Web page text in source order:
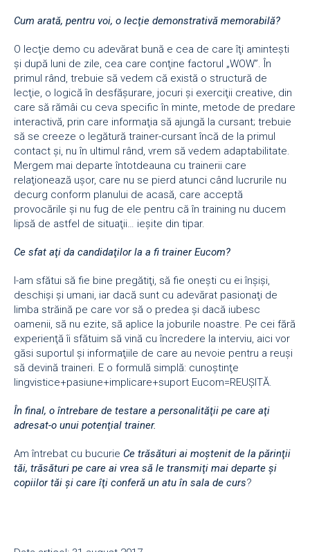
Cum arată, pentru voi, o lecţie demonstrativă memorabilă?
O lecţie demo cu adevărat bună e cea de care îţi aminteşti
şi după luni de zile, cea care conţine factorul „WOW”. În
primul rând, trebuie să vedem că există o structură de
lecţie, o logică în desfăşurare, jocuri şi exerciţii creative, din
care să rămâi cu ceva specific în minte, metode de predare
interactivă, prin care informaţia să ajungă la cursant; trebuie
să se creeze o legătură trainer-cursant încă de la primul
contact şi, nu în ultimul rând, vrem să vedem adaptabilitate.
Mergem mai departe întotdeauna cu trainerii care
relaţionează uşor, care nu se pierd atunci când lucrurile nu
decurg conform planului de acasă, care acceptă
provocările şi nu fug de ele pentru că în training nu ducem
lipsă de astfel de situaţii… ieşite din tipar.
Ce sfat aţi da candidaţilor la a fi trainer Eucom?
I-am sfătui să fie bine pregătiţi, să fie oneşti cu ei înşişi,
deschişi şi umani, iar dacă sunt cu adevărat pasionaţi de
limba străină pe care vor să o predea şi dacă iubesc
oamenii, să nu ezite, să aplice la joburile noastre. Pe cei fără
experienţă îi sfătuim să vină cu încredere la interviu, aici vor
găsi suportul şi informaţiile de care au nevoie pentru a reuşi
să devină traineri. E o formulă simplă: cunoştinţe
lingvistice+pasiune+implicare+suport Eucom=REUŞITĂ.
În final, o întrebare de testare a personalităţii pe care aţi
adresat-o unui potenţial trainer.
Am întrebat cu bucurie Ce trăsături ai moştenit de la părinţii
tăi, trăsături pe care ai vrea să le transmiţi mai departe şi
copiilor tăi şi care îţi conferă un atu în sala de curs?